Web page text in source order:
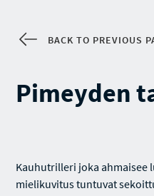
BACK TO PREVIOUS
Pimeyden
Kauhutrilleri joka ahmaisee
mielikuvitus tuntuvat